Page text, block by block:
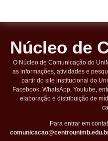
Núcleo de
O Núcleo de Comunicação do
as informações, atividades e
partir do site institucional do
Facebook, WhatsApp, Youtube,
elaboração e distribuição de
Para entrar em